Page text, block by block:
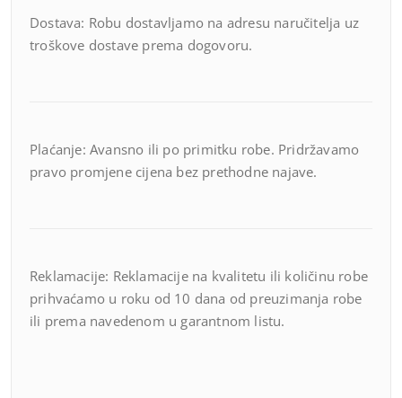
Dostava: Robu dostavljamo na adresu naručitelja uz
troškove dostave prema dogovoru.
Plaćanje: Avansno ili po primitku robe. Pridržavamo
pravo promjene cijena bez prethodne najave.
Reklamacije: Reklamacije na kvalitetu ili količinu robe
prihvaćamo u roku od 10 dana od preuzimanja robe
ili prema navedenom u garantnom listu.